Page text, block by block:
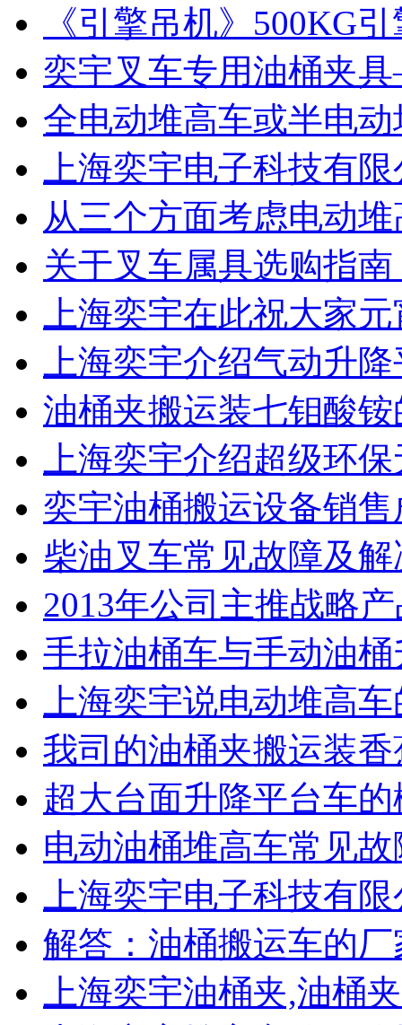
《引擎吊机》500KG
奕宇叉车专用油桶夹
全电动堆高车或半电
上海奕宇电子科技有
从三个方面考虑电动
关于叉车属具选购指
上海奕宇在此祝大家
上海奕宇介绍气动升
油桶夹搬运装七钼酸
上海奕宇介绍超级环
奕宇油桶搬运设备销
柴油叉车常见故障及
2013年公司主推战略
手拉油桶车与手动油
上海奕宇说电动堆高
我司的油桶夹搬运装
超大台面升降平台车
电动油桶堆高车常见
上海奕宇电子科技有
解答：油桶搬运车的
上海奕宇油桶夹,油桶